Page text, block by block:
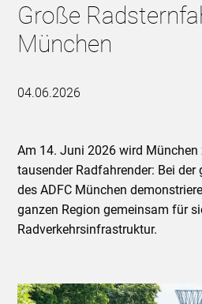
Große
München
04.06.2026
Am 14. Juni 2026 wird
tausender Radfahrender: Bei
des ADFC München
ganzen Region gemeinsam für
Radverkehrsinfrastruktur.